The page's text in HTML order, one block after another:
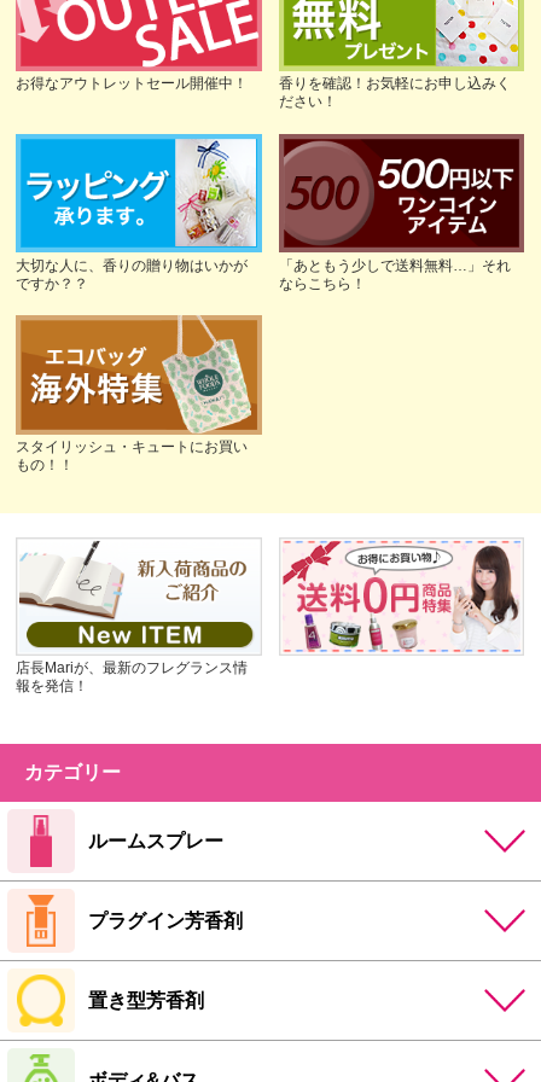
お得なアウトレットセール開催中！
香りを確認！お気軽にお申し込みく
ださい！
大切な人に、香りの贈り物はいかが
ですか？？
「あともう少しで送料無料…」それ
ならこちら！
スタイリッシュ・キュートにお買い
もの！！
店長Mariが、最新のフレグランス情
報を発信！
カテゴリー
ルームスプレー
プラグイン芳香剤
置き型芳香剤